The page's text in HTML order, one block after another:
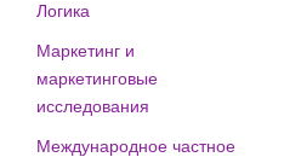
Логика
Маркетинг и
маркетинговые
исследования
Международное частное